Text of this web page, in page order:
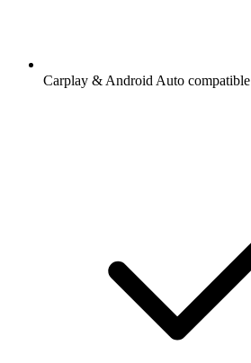
Carplay & Android Auto compatible